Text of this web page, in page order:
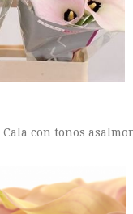
con tonos